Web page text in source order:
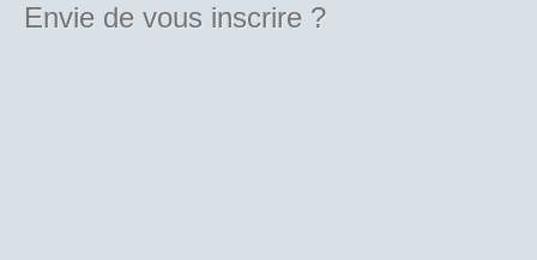
Envie de vous inscrire ?